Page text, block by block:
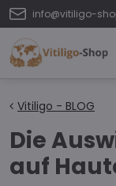
info@vitiligo-
Vitiligo - BLOG
Die
auf